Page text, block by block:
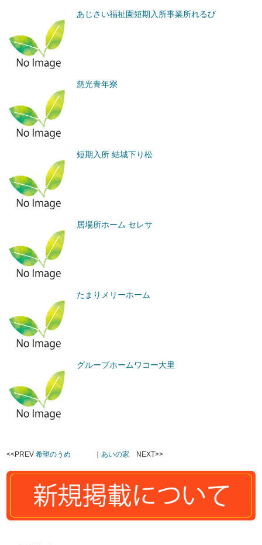
あじさい福祉園短期入所事業所れるび
慈光青年寮
短期入所 結城下り松
居場所ホーム セレサ
たまりメリーホーム
グループホームワコー大里
<<PREV希望のうめ ｜ あいの家 NEXT>>